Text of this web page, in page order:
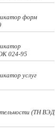
форм
024-95
услуг
(ТН ВЭД